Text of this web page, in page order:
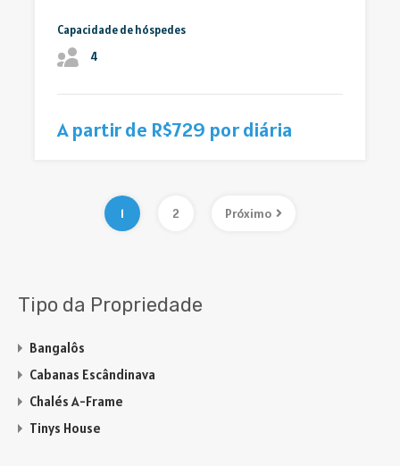
Capacidade de hóspedes
4
A partir de R$729 por diária
1 2 Próximo
Tipo da Propriedade
Bangalôs
Cabanas Escândinava
Chalés A-Frame
Tinys House